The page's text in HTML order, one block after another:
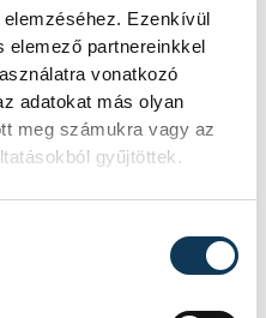
Ezenkívül
elemező partnereinkkel
vonatkozó
adatokat más olyan
meg számukra vagy az
gyűjtöttek.